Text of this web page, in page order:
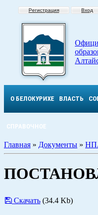
Регистрация Вход
О БЕЛОКУРИХЕ ВЛАСТЬ
СПРАВОЧНОЕ
Главная » Документы »
Скачать (34.4 Kb)